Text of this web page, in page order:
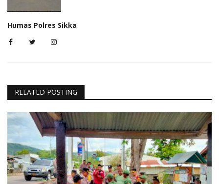
Humas Polres Sikka
RELATED POSTING